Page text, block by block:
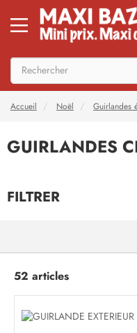
Accueil Noël Guirlandes
GUIRLANDES
FILTRER
52 articles